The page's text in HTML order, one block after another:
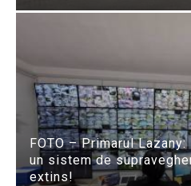
FOTO – Primarul
un sistem de
extins!